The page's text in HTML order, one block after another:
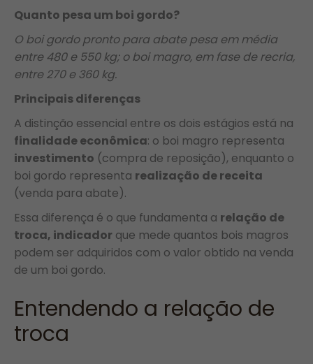
Quanto pesa um boi gordo?
O boi gordo pronto para abate pesa em média
entre 480 e 550 kg; o boi magro, em fase de recria,
entre 270 e 360 kg.
Principais diferenças
A distinção essencial entre os dois estágios está na
finalidade econômica: o boi magro representa
investimento (compra de reposição), enquanto o
boi gordo representa realização de receita
(venda para abate).
Essa diferença é o que fundamenta a relação de
troca, indicador que mede quantos bois magros
podem ser adquiridos com o valor obtido na venda
de um boi gordo.
Entendendo a relação de
troca